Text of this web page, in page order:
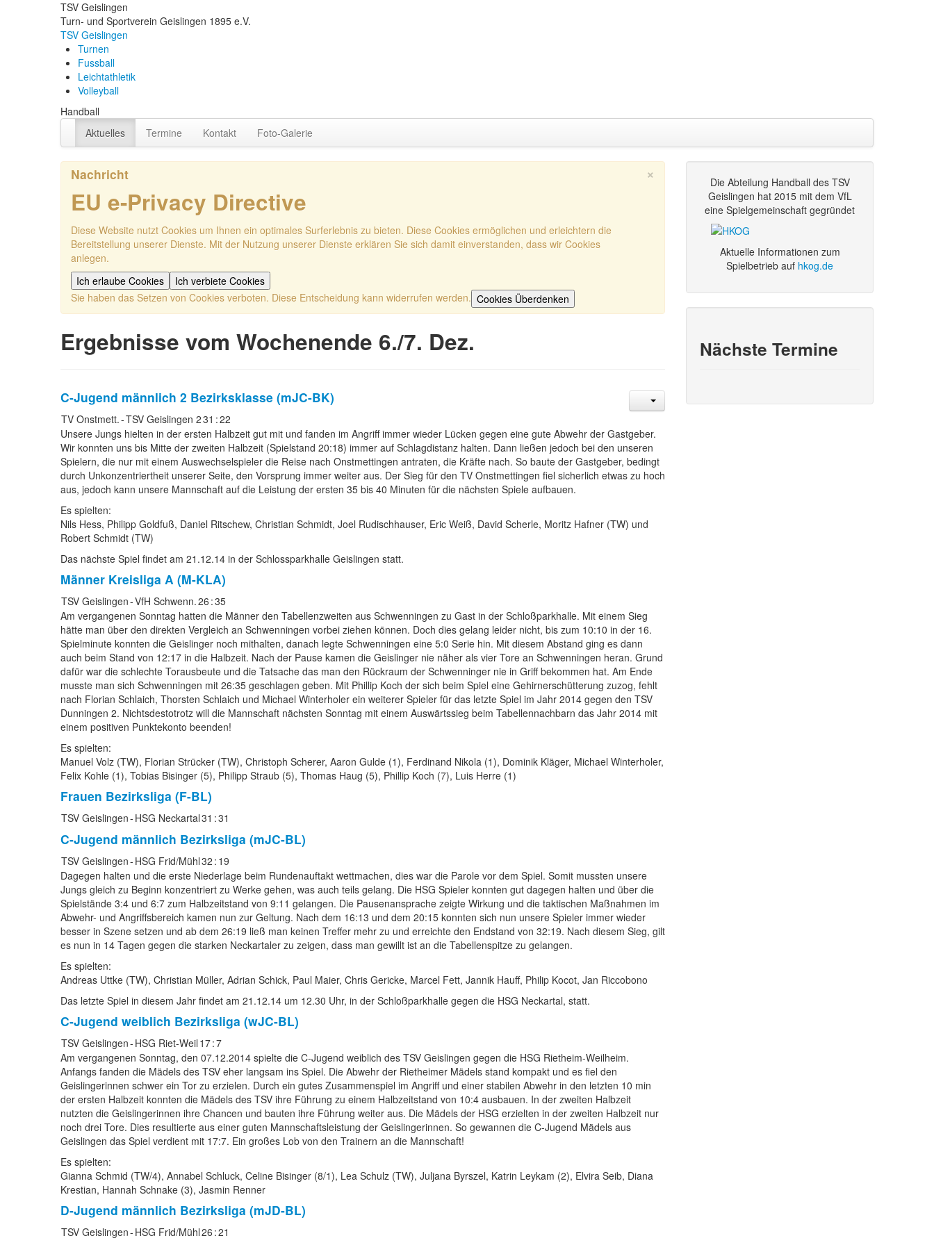
TSV Geislingen
Turn- und Sportverein Geislingen 1895 e.V.
TSV Geislingen
Turnen
Fussball
Leichtathletik
Volleyball
Handball
Aktuelles
Termine Kontakt Foto-Galerie
×
Nachricht
EU e-Privacy Directive
Diese Website nutzt Cookies um Ihnen ein optimales Surferlebnis zu bieten. Diese Cookies ermöglichen und erleichtern die
Bereitstellung unserer Dienste. Mit der Nutzung unserer Dienste erklären Sie sich damit einverstanden, dass wir Cookies
anlegen.
Ich erlaube Cookies
Ich verbiete Cookies
Sie haben das Setzen von Cookies verboten. Diese Entscheidung kann widerrufen werden. Cookies Überdenken
Ergebnisse vom Wochenende 6./7. Dez.
C-Jugend männlich 2 Bezirksklasse (mJC-BK)
TV Onstmett.-TSV Geislingen 231 :22
Unsere Jungs hielten in der ersten Halbzeit gut mit und fanden im Angriff immer wieder Lücken gegen eine gute Abwehr der Gastgeber.
Wir konnten uns bis Mitte der zweiten Halbzeit (Spielstand 20:18) immer auf Schlagdistanz halten. Dann ließen jedoch bei den unseren
Spielern, die nur mit einem Auswechselspieler die Reise nach Onstmettingen antraten, die Kräfte nach. So baute der Gastgeber, bedingt
durch Unkonzentriertheit unserer Seite, den Vorsprung immer weiter aus. Der Sieg für den TV Onstmettingen fiel sicherlich etwas zu hoch
aus, jedoch kann unsere Mannschaft auf die Leistung der ersten 35 bis 40 Minuten für die nächsten Spiele aufbauen.
Es spielten:
Nils Hess, Philipp Goldfuß, Daniel Ritschew, Christian Schmidt, Joel Rudischhauser, Eric Weiß, David Scherle, Moritz Hafner (TW) und
Robert Schmidt (TW)
Das nächste Spiel findet am 21.12.14 in der Schlossparkhalle Geislingen statt.
Männer Kreisliga A (M-KLA)
TSV Geislingen-VfH Schwenn.26 :35
Am vergangenen Sonntag hatten die Männer den Tabellenzweiten aus Schwenningen zu Gast in der Schloßparkhalle. Mit einem Sieg
hätte man über den direkten Vergleich an Schwenningen vorbei ziehen können. Doch dies gelang leider nicht, bis zum 10:10 in der 16.
Spielminute konnten die Geislinger noch mithalten, danach legte Schwenningen eine 5:0 Serie hin. Mit diesem Abstand ging es dann
auch beim Stand von 12:17 in die Halbzeit. Nach der Pause kamen die Geislinger nie näher als vier Tore an Schwenningen heran. Grund
dafür war die schlechte Torausbeute und die Tatsache das man den Rückraum der Schwenninger nie in Griff bekommen hat. Am Ende
musste man sich Schwenningen mit 26:35 geschlagen geben. Mit Phillip Koch der sich beim Spiel eine Gehirnerschütterung zuzog, fehlt
nach Florian Schlaich, Thorsten Schlaich und Michael Winterholer ein weiterer Spieler für das letzte Spiel im Jahr 2014 gegen den TSV
Dunningen 2. Nichtsdestotrotz will die Mannschaft nächsten Sonntag mit einem Auswärtssieg beim Tabellennachbarn das Jahr 2014 mit
einem positiven Punktekonto beenden!
Es spielten:
Manuel Volz (TW), Florian Strücker (TW), Christoph Scherer, Aaron Gulde (1), Ferdinand Nikola (1), Dominik Kläger, Michael Winterholer,
Felix Kohle (1), Tobias Bisinger (5), Philipp Straub (5), Thomas Haug (5), Phillip Koch (7), Luis Herre (1)
Frauen Bezirksliga (F-BL)
TSV Geislingen- HSG Neckartal31 :31
C-Jugend männlich Bezirksliga (mJC-BL)
TSV Geislingen- HSG Frid/Mühl32 : 19
Dagegen halten und die erste Niederlage beim Rundenauftakt wettmachen, dies war die Parole vor dem Spiel. Somit mussten unsere
Jungs gleich zu Beginn konzentriert zu Werke gehen, was auch teils gelang. Die HSG Spieler konnten gut dagegen halten und über die
Spielstände 3:4 und 6:7 zum Halbzeitstand von 9:11 gelangen. Die Pausenansprache zeigte Wirkung und die taktischen Maßnahmen im
Abwehr- und Angriffsbereich kamen nun zur Geltung. Nach dem 16:13 und dem 20:15 konnten sich nun unsere Spieler immer wieder
besser in Szene setzen und ab dem 26:19 ließ man keinen Treffer mehr zu und erreichte den Endstand von 32:19. Nach diesem Sieg, gilt
es nun in 14 Tagen gegen die starken Neckartaler zu zeigen, dass man gewillt ist an die Tabellenspitze zu gelangen.
Es spielten:
Andreas Uttke (TW), Christian Müller, Adrian Schick, Paul Maier, Chris Gericke, Marcel Fett, Jannik Hauff, Philip Kocot, Jan Riccobono
Das letzte Spiel in diesem Jahr findet am 21.12.14 um 12.30 Uhr, in der Schloßparkhalle gegen die HSG Neckartal, statt.
C-Jugend weiblich Bezirksliga (wJC-BL)
TSV Geislingen- HSG Riet-Weil 17:7
Am vergangenen Sonntag, den 07.12.2014 spielte die C-Jugend weiblich des TSV Geislingen gegen die HSG Rietheim-Weilheim.
Anfangs fanden die Mädels des TSV eher langsam ins Spiel. Die Abwehr der Rietheimer Mädels stand kompakt und es fiel den
Geislingerinnen schwer ein Tor zu erzielen. Durch ein gutes Zusammenspiel im Angriff und einer stabilen Abwehr in den letzten 10 min
der ersten Halbzeit konnten die Mädels des TSV ihre Führung zu einem Halbzeitstand von 10:4 ausbauen. In der zweiten Halbzeit
nutzten die Geislingerinnen ihre Chancen und bauten ihre Führung weiter aus. Die Mädels der HSG erzielten in der zweiten Halbzeit nur
noch drei Tore. Dies resultierte aus einer guten Mannschaftsleistung der Geislingerinnen. So gewannen die C-Jugend Mädels aus
Geislingen das Spiel verdient mit 17:7. Ein großes Lob von den Trainern an die Mannschaft!
Es spielten:
Gianna Schmid (TW/4), Annabel Schluck, Celine Bisinger (8/1), Lea Schulz (TW), Juljana Byrszel, Katrin Leykam (2), Elvira Seib, Diana
Krestian, Hannah Schnake (3), Jasmin Renner
D-Jugend männlich Bezirksliga (mJD-BL)
TSV Geislingen- HSG Frid/Mühl26 :21
Die Abteilung Handball des TSV
Geislingen hat 2015 mit dem VfL
eine Spielgemeinschaft gegründet
Aktuelle Informationen zum
Spielbetrieb auf hkog.de
Nächste Termine